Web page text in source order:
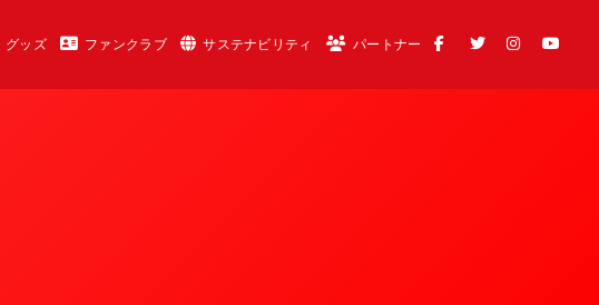
グッズ ファンクラブ サステナビリティ パートナー